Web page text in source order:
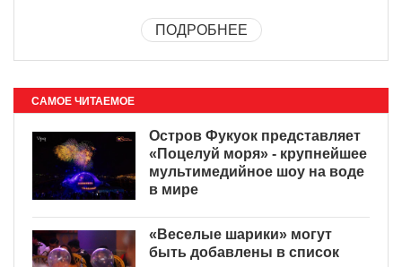
ПОДРОБНЕЕ
САМОЕ ЧИТАЕМОЕ
Остров Фукуок представляет
«Поцелуй моря» - крупнейшее
мультимедийное шоу на воде
в мире
«Веселые шарики» могут
быть добавлены в список